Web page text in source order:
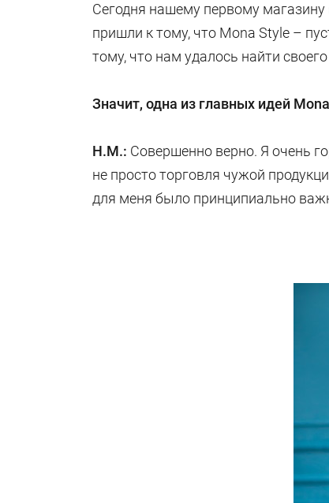
Сегодня нашему первому магазину
пришли к тому, что Mona Style –
тому, что нам удалось найти
Значит, одна из главных идей Mona
Н.М.: Совершенно верно. Я очень
не просто торговля чужой
для меня было принципиально